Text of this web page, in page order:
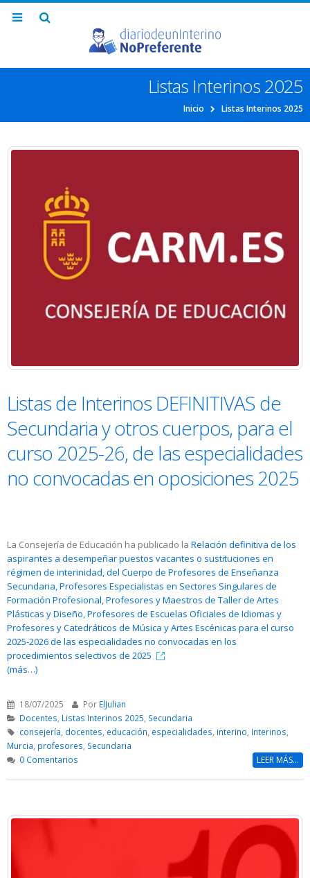
Listas Interinos 2025
Inicio Listas Interinos 2025
Listas de Interinos DEFINITIVAS de
Secundaria y otros cuerpos, para el
curso 2025-26, de las especialidades
no convocadas en oposiciones 2025
La Consejería de Educación ha publicado la Relación definitiva de los
aspirantes a desempeñar puestos vacantes o sustituciones en
régimen de interinidad, del Cuerpo de Profesores de Enseñanza
Secundaria, Profesores Especialistas en Sectores Singulares de
Formación Profesional, Profesores y Maestros de Taller de Artes
Plásticas y Diseño, Profesores de Escuelas Oficiales de Idiomas y
Profesores y Catedráticos de Música y Artes Escénicas para el curso
2025-2026 de las especialidades no convocadas en los
procedimientos selectivos de 2025
(más…)
18/07/2025 Por ElJulian
Docentes, Listas Interinos 2025, Secundaria
consejería, docentes, educación, especialidades, interino, Interinos,
Murcia, profesores, Secundaria
0 Comentarios
LEER MÁS...